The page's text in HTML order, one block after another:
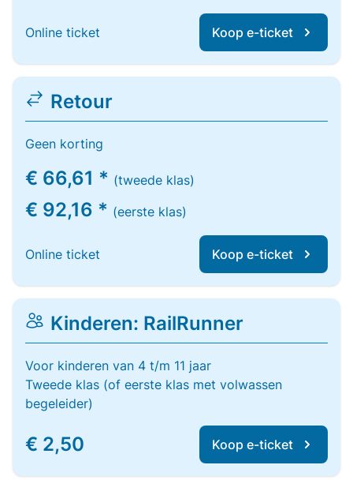
Online ticket Koop e-ticket
Retour
Geen korting
€ 66,61 * (tweede klas)
€ 92,16 * (eerste klas)
Online ticket Koop e-ticket
Kinderen: RailRunner
Voor kinderen van 4 t/m 11 jaar
Tweede klas (of eerste klas met volwassen
begeleider)
€ 2,50 Koop e-ticket